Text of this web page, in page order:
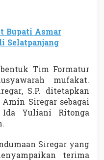
w
a
r
a
h
B
a
Bupati Asmar
Selatpanjang
Tim Formatur
mufakat.
S.P. ditetapkan
Siregar sebagai
Yuliani Ritonga
Siregar yang
terima